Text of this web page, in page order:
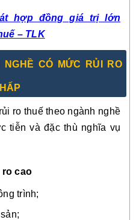
hợp đồng giá trị lớn
– TLK
NGHỀ CÓ MỨC RỦI RO
ro thuế theo ngành nghề
tiễn và đặc thù nghĩa vụ
ro cao
trình;